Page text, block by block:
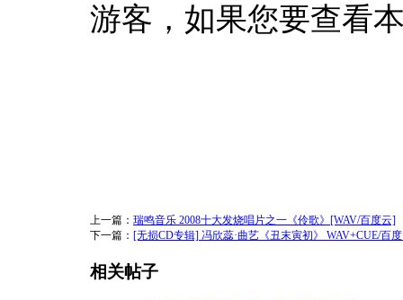
游客，如果您要查看
上一篇： 瑞鸣音乐 2008十大发烧唱片之一《伶歌》[WAV/百度云]
下一篇： [无损CD专辑] 冯欣蕊·曲艺《丑末寅初》 WAV+CUE/百
相关帖子